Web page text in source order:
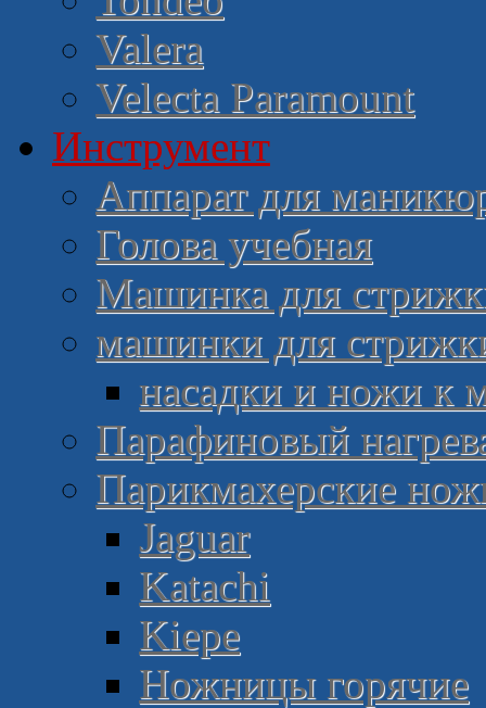
Valera
Velecta Paramount
Инструмент
Аппарат для
Голова учебная
Машинка для
машинки для
насадки и ножи к
Парафиновый
Парикмахерские
Jaguar
Katachi
Kiepe
Ножницы горячие